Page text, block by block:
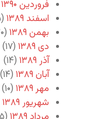
فروردین ۱۳۹۰
اسفند ۱۳۸۹
(۱۵)
بهمن ۱۳۸۹
(۲۰)
دی ۱۳۸۹
(۱۷)
آذر ۱۳۸۹
(۱۴)
آبان ۱۳۸۹
(۱۴)
مهر ۱۳۸۹
(۱۰)
شهریور ۱۳۸۹